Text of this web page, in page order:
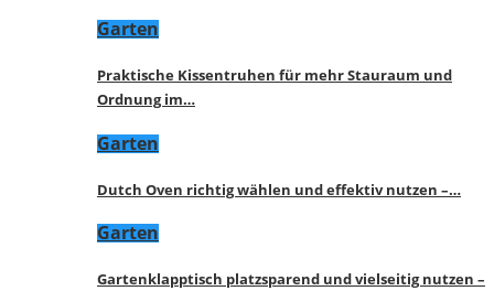
Garten
Praktische Kissentruhen für mehr Stauraum und
Ordnung im…
Garten
Dutch Oven richtig wählen und effektiv nutzen –…
Garten
Gartenklapptisch platzsparend und vielseitig nutzen –